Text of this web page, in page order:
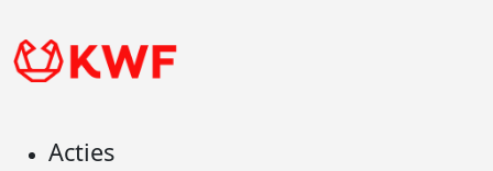
Acties